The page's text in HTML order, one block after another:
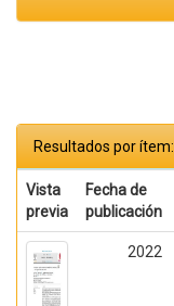
Resultados por ítem:
Vista
previa
Fecha de
publicación
2022